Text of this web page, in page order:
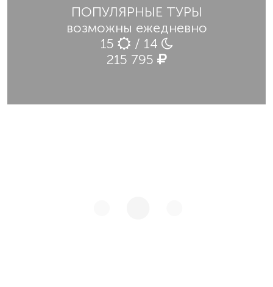
ПОПУЛЯРНЫЕ ТУРЫ
возможны ежедневно
15
/ 14
215 795